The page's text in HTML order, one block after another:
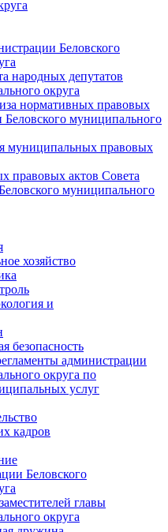
Беловского
народных депутатов
округа
нормативных правовых
Беловского муниципального
муниципальных правовых
правовых актов Совета
муниципального
хозяйство
и
безопасность
администрации
округа по
услуг
кадров
Беловского
главы
округа